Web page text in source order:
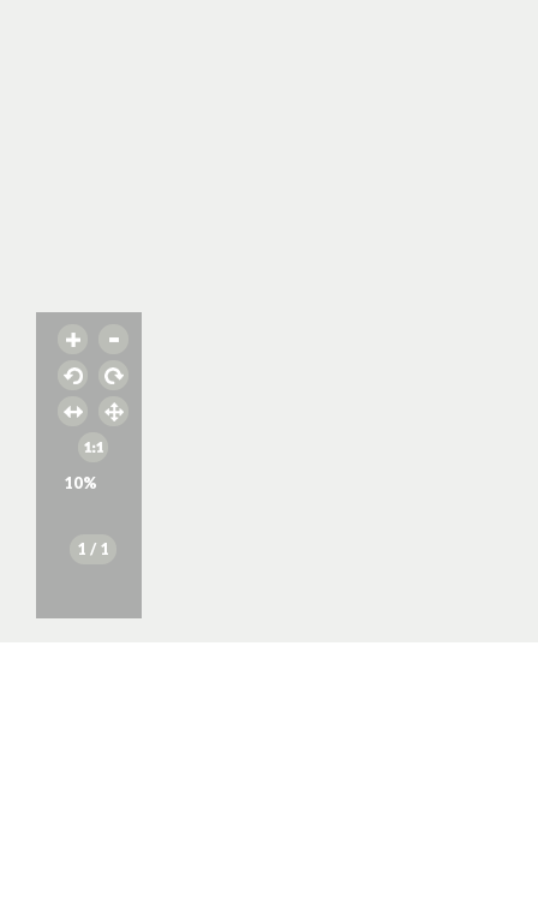
10%
1 / 1